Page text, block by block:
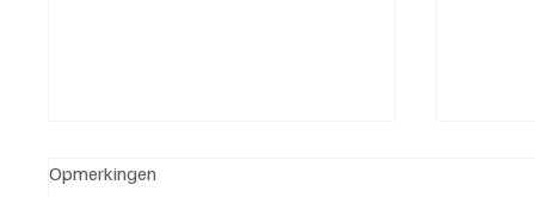
Opmerkingen